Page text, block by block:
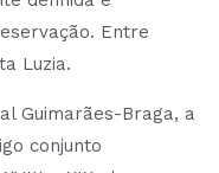
Entre
Luzia.
Guimarães-Braga, a
conjunto